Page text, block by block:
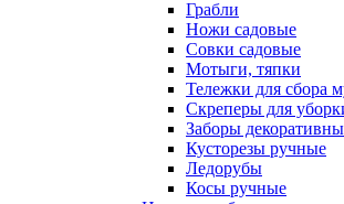
Грабли
Ножи садовые
Совки садовые
Мотыги, тяпки
Тележки для сбора
Скреперы для
Заборы
Кусторезы ручные
Ледорубы
Косы ручные